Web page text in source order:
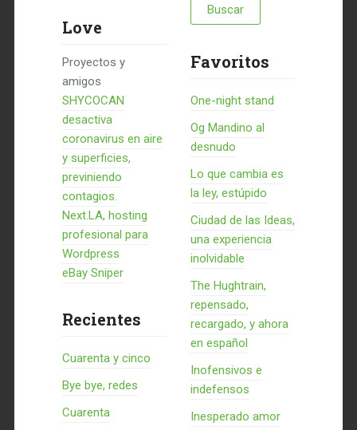
Love
Proyectos y
amigos
SHYCOCAN
desactiva
coronavirus en aire
y superficies,
previniendo
contagios.
Next.LA, hosting
profesional para
Wordpress
eBay Sniper
Recientes
Cuarenta y cinco
Bye bye, redes
Cuarenta
Favoritos
One-night stand
Og Mandino al
desnudo
Lo que cambia es
la ley, estúpido
Ciudad de las Ideas,
una experiencia
inolvidable
The Hughtrain,
repensado,
recargado, y ahora
en español
Inofensivos e
indefensos
Inesperado amor